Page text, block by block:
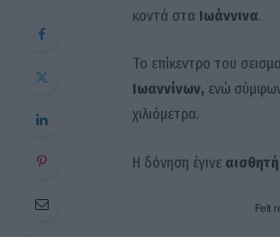
κοντά στα Ιωάννινα.
Το επίκεντρο του
Ιωαννίνων,ενώ
χιλιόμετρα.
Η δόνηση έγινε